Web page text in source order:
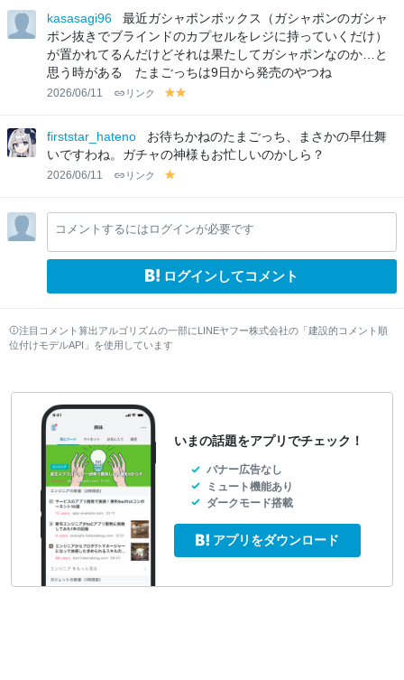
lo
w
lo
w
lo
w
lo
w
kasasagi96
最近ガシャポンボックス（ガシャポンのガシャ
ポン抜きでブラインドのカプセルをレジに持っていくだけ）
が置かれてるんだけどそれは果たしてガシャポンなのか…と
思う時がある たまごっちは9日から発売のやつね
2026/06/11 リンク
y
lo
w
lo
w
firststar_hateno
お待ちかねのたまごっち、まさかの早仕舞
いですわね。ガチャの神様もお忙しいのかしら？
2026/06/11 リンク
lo
w
コメントするにはログインが必要です
ログインしてコメント
注目コメント算出アルゴリズムの一部にLINEヤフー株式会社の「建設的コメント順
位付けモデルAPI」を使用しています
いまの話題をアプリでチェック！
バナー広告なし
ミュート機能あり
ダークモード搭載
アプリをダウンロード